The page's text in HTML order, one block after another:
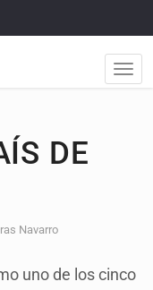
DE
Navarro
uno de los cinco